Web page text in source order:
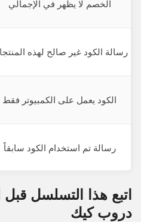
الخصم لا يظهر في الإجمالي
رسالة الكود غير صالح لهذه
الكود يعمل على الكمبيوتر فقط
رسالة تم استخدام الكود سابقاً
اتبع هذا التسلسل
دروب كيك